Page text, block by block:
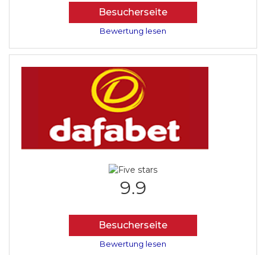
Besucherseite
Bewertung lesen
9.9
Besucherseite
Bewertung lesen